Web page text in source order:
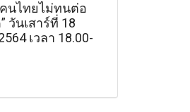
คนไทยไม่ทนต่อ
วันเสาร์ที่ 18
เวลา 18.00-